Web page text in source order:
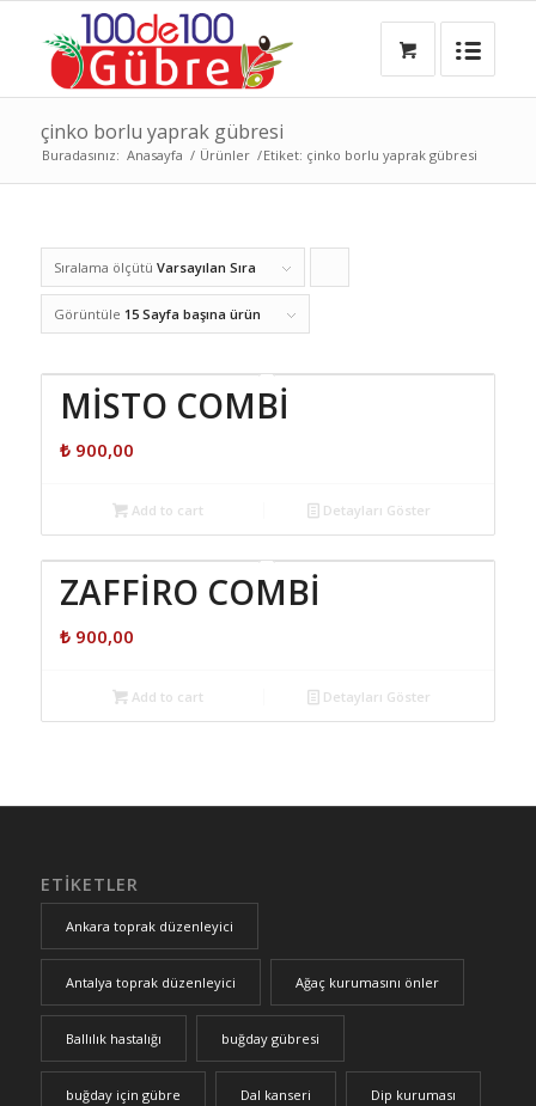
çinko borlu yaprak gübresi
Buradasınız: Anasayfa / Ürünler /Etiket: çinko borlu yaprak gübresi
Sıralama ölçütü Varsayılan Sıra
sıralamak
Görüntüle 15 Sayfa başına ürün
MİSTO COMBİ
₺900,00
Add to cart Detayları Göster
ZAFFİRO COMBİ
₺900,00
Add to cart Detayları Göster
ETIKETLER
Ankara toprak düzenleyici
Antalya toprak düzenleyici Ağaç kurumasını önler
Ballılık hastalığı buğday gübresi
buğday için gübre Dal kanseri Dip kuruması